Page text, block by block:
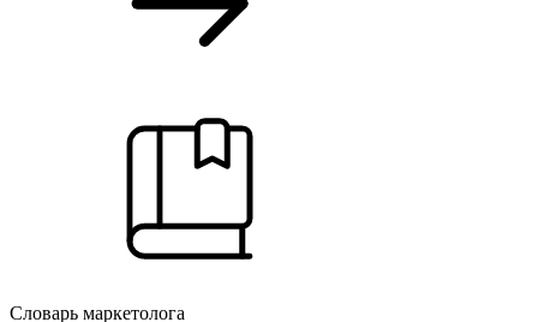
Словарь маркетолога